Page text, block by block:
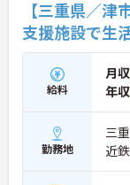
を超えているため
らかじめ決めら
働けます。入職後
とりに合わせた
ーニングも導入
専門性を着実に
★おすすめ
＜個別ＯＪＴと
【三重県／
支援施設で生
給料
月収
年収
勤務地
三
近